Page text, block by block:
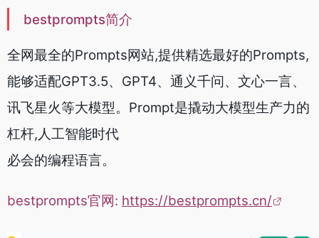
bestprompts简介
全网最全的Prompts网站,提供精选最好的Prompts,
能够适配GPT3.5、GPT4、通义千问、文心一言、
讯飞星火等大模型。Prompt是撬动大模型生产力的
杠杆,人工智能时代
必会的编程语言。
bestprompts官网: https://bestprompts.cn/